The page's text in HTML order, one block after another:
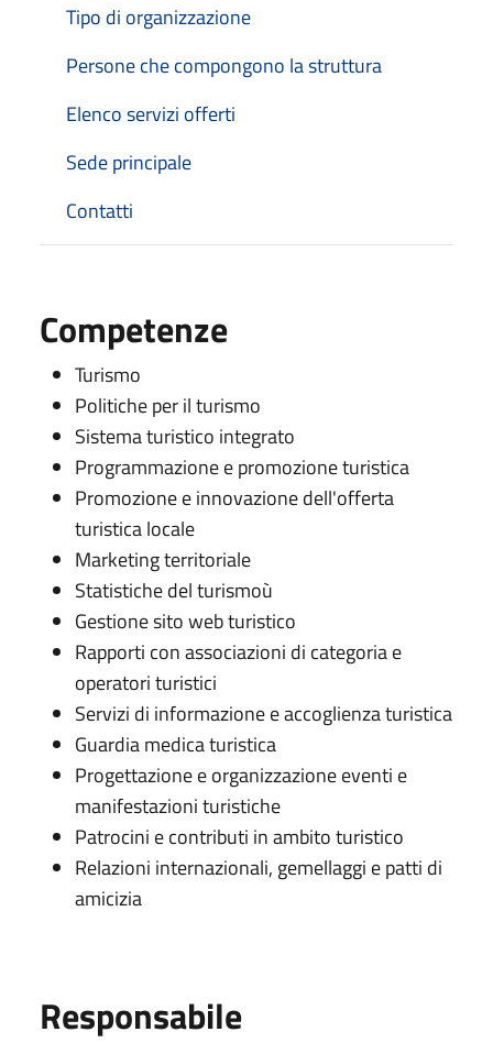
Tipo di organizzazione
Persone che compongono la struttura
Elenco servizi offerti
Sede principale
Contatti
Competenze
Turismo
Politiche per il turismo
Sistema turistico integrato
Programmazione e promozione turistica
Promozione e innovazione dell'offerta
turistica locale
Marketing territoriale
Statistiche del turismoù
Gestione sito web turistico
Rapporti con associazioni di categoria e
operatori turistici
Servizi di informazione e accoglienza turistica
Guardia medica turistica
Progettazione e organizzazione eventi e
manifestazioni turistiche
Patrocini e contributi in ambito turistico
Relazioni internazionali, gemellaggi e patti di
amicizia
Responsabile